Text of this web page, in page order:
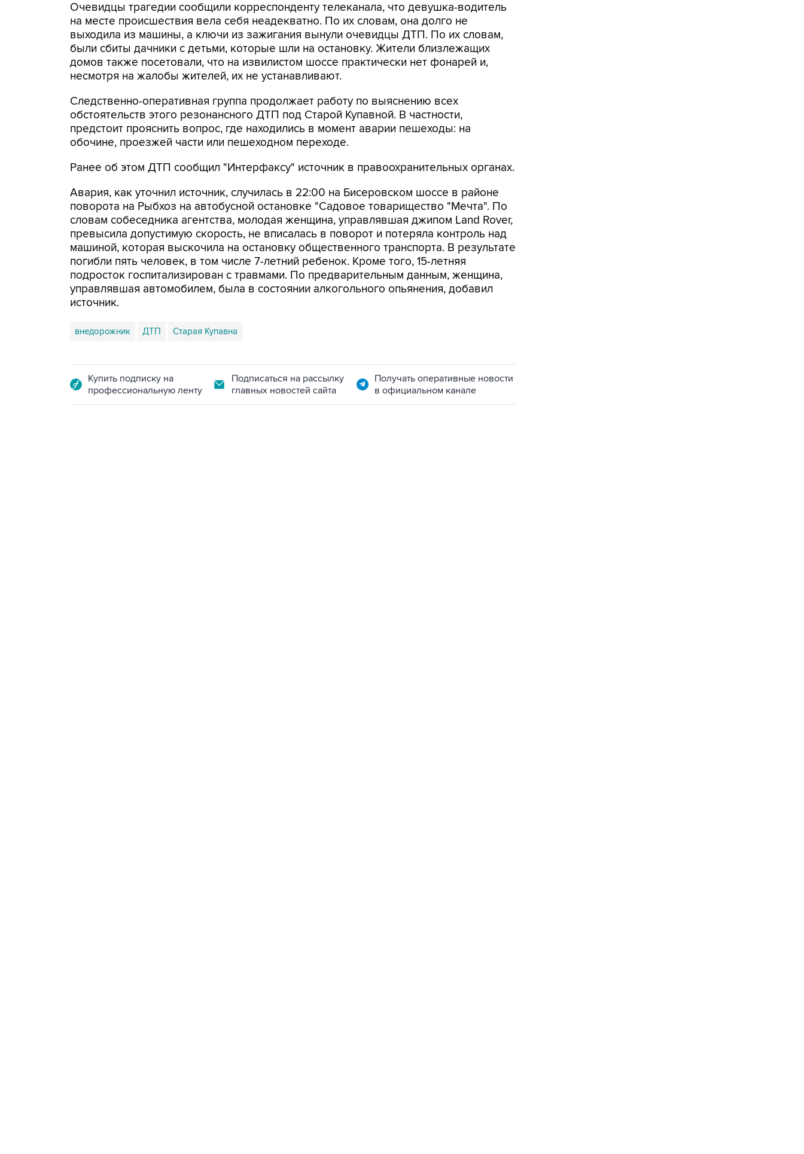
Очевидцы трагедии сообщили корреспонденту телеканала, что девушка-водитель
на месте происшествия вела себя неадекватно. По их словам, она долго не
выходила из машины, а ключи из зажигания вынули очевидцы ДТП. По их словам,
были сбиты дачники с детьми, которые шли на остановку. Жители близлежащих
домов также посетовали, что на извилистом шоссе практически нет фонарей и,
несмотря на жалобы жителей, их не устанавливают.
Следственно-оперативная группа продолжает работу по выяснению всех
обстоятельств этого резонансного ДТП под Старой Купавной. В частности,
предстоит прояснить вопрос, где находились в момент аварии пешеходы: на
обочине, проезжей части или пешеходном переходе.
Ранее об этом ДТП сообщил "Интерфаксу" источник в правоохранительных органах.
Авария, как уточнил источник, случилась в 22:00 на Бисеровском шоссе в районе
поворота на Рыбхоз на автобусной остановке "Садовое товарищество "Мечта". По
словам собеседника агентства, молодая женщина, управлявшая джипом Land Rover,
превысила допустимую скорость, не вписалась в поворот и потеряла контроль над
машиной, которая выскочила на остановку общественного транспорта. В результате
погибли пять человек, в том числе 7-летний ребенок. Кроме того, 15-летняя
подросток госпитализирован с травмами. По предварительным данным, женщина,
управлявшая автомобилем, была в состоянии алкогольного опьянения, добавил
источник.
внедорожник ДТП Старая Купавна
Купить подписку на
профессиональную ленту
Подписаться на рассылку
главных новостей сайта
Получать оперативные новости
в официальном канале